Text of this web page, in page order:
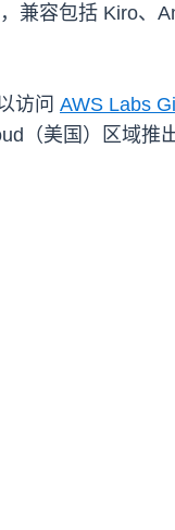
兼容包括 Kiro、
访问 AWS Labs
（美国）区域推出